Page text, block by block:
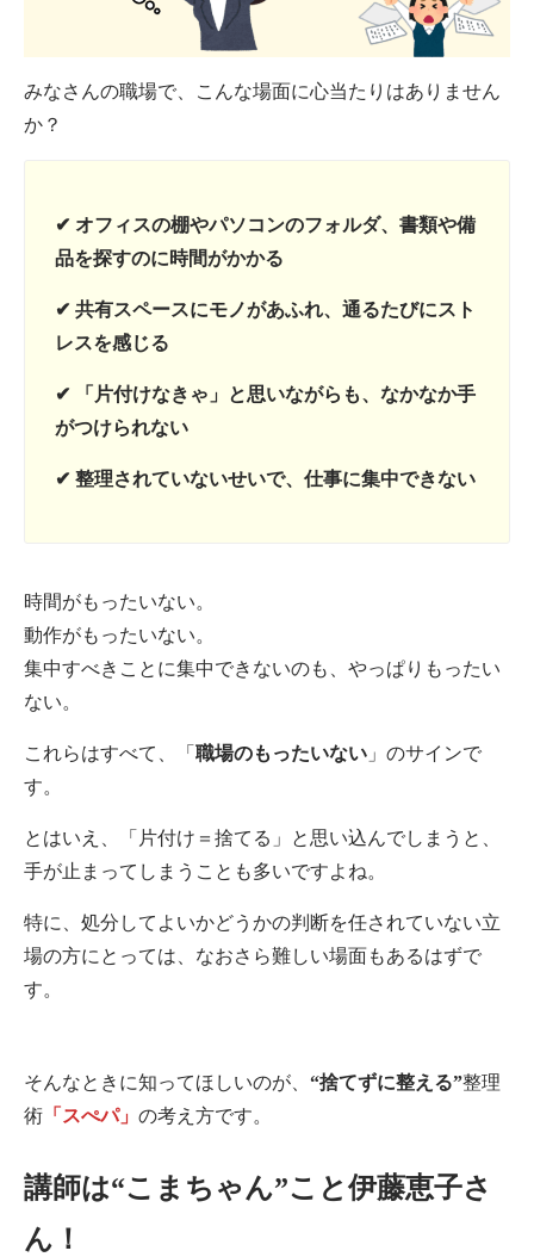
みなさんの職場で、こんな場面に心当たりはありません
か？
✔ オフィスの棚やパソコンのフォルダ、書類や備
品を探すのに時間がかかる
✔ 共有スペースにモノがあふれ、通るたびにスト
レスを感じる
✔ 「片付けなきゃ」と思いながらも、なかなか手
がつけられない
✔ 整理されていないせいで、仕事に集中できない
時間がもったいない。
動作がもったいない。
集中すべきことに集中できないのも、やっぱりもったい
ない。
これらはすべて、「 職場のもったいない 」のサインで
す。
とはいえ、「片付け＝捨てる」と思い込んでしまうと、
手が止まってしまうことも多いですよね。
特に、処分してよいかどうかの判断を任されていない立
場の方にとっては、なおさら難しい場面もあるはずで
す。
そんなときに知ってほしいのが、 “捨てずに整える”整理
術 「スぺパ」 の考え方です。
講師は“こまちゃん”こと伊藤恵子さ
ん！